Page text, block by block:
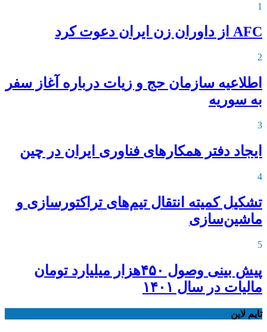
1
AFC از داوران زن ایران دعوت کرد
2
اطلاعیه‌ سازمان حج و زیات درباره آغاز سفر
به سوریه
3
ایجاد دفتر همکارهای فناوری ایران در چین
4
تشکیل کمیته انتقال تیم‌های تراکتورسازی و
ماشین‌سازی
5
پیش بینی وصول ۴۵۰هزار میلیارد تومان
مالیات در سال ۱۴۰۱
تایم لاین